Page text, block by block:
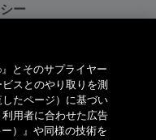
ー
シー
プリ
』とそのサプライヤー
スとのやり取りを測
たページ）に基づい
用者に合わせた広告
）』や同様の技術を